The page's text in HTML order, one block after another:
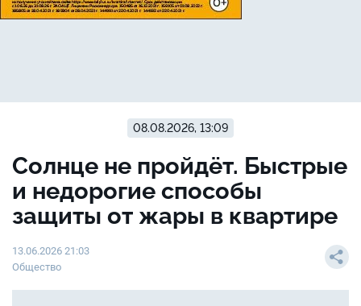
08.08.2026, 13:09
Солнце не пройдёт. Быстрые
и недорогие способы
защиты от жары в квартире
13.06.2026 21:03
Общество